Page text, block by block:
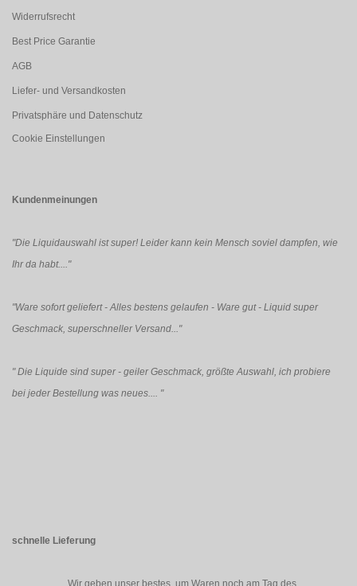
Widerrufsrecht
Best Price Garantie
AGB
Liefer- und Versandkosten
Privatsphäre und Datenschutz
Cookie Einstellungen
Kundenmeinungen
"Die Liquidauswahl ist super! Leider kann kein Mensch soviel dampfen, wie
Ihr da habt...."
"Ware sofort geliefert - Alles bestens gelaufen - Ware gut - Liquid super
Geschmack, superschneller Versand..."
"Die Liquide sind super - geiler Geschmack, größte Auswahl, ich probiere
bei jeder Bestellung was neues.... "
schnelle Lieferung
Wir geben unser bestes, um Waren noch am Tag des